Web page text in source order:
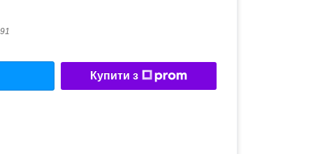
Купити з